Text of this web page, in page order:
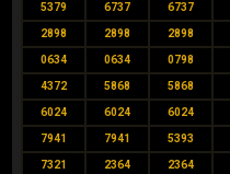
5379 6737 6737
2898 2898 2898
0634 0634 0798
4372 5868 5868
6024 6024 6024
7941 7941 5393
7321 2364 2364